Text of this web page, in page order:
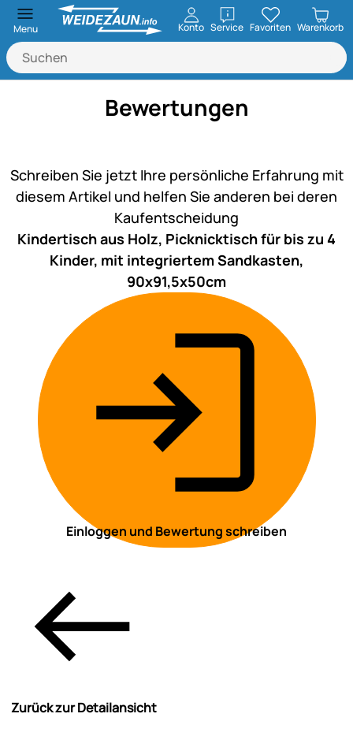
Menu Konto ServiceöffnenFavoriten Warenkorb
Bewertungen
Schreiben Sie jetzt Ihre persönliche Erfahrung mit
diesem Artikel und helfen Sie anderen bei deren
Kaufentscheidung
Kindertisch aus Holz, Picknicktisch für bis zu 4
Kinder, mit integriertem Sandkasten,
90x91,5x50cm
Einloggen und Bewertung schreiben
Zurück zur Detailansicht